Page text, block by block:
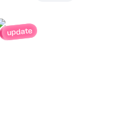
update